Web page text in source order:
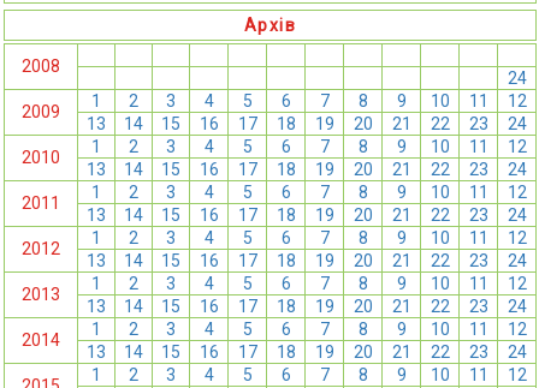
Архів
2008
24
2009
1 2 3 4 5 6 7 8 9 10 11
12
13
14 15 16 17 18 19 20 21 22 23
24
2010
1 2 3 4 5 6 7 8 9 10 11
12
13
14 15 16 17 18 19 20 21 22 23
24
2011
1 2 3 4 5 6 7 8 9 10 11
12
13
14 15 16 17 18 19 20 21 22 23
24
2012
1 2 3 4 5 6 7 8 9 10 11
12
13
14 15 16 17 18 19 20 21 22 23
24
2013
1 2 3 4 5 6 7 8 9 10 11
12
13
14 15 16 17 18 19 20 21 22 23
24
2014
1 2 3 4 5 6 7 8 9 10 11
12
13
14 15 16 17 18 19 20 21 22 23
24
1 2 3 4 5 6 7 8 9 10 11
12